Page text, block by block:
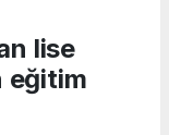
lise
eğitim